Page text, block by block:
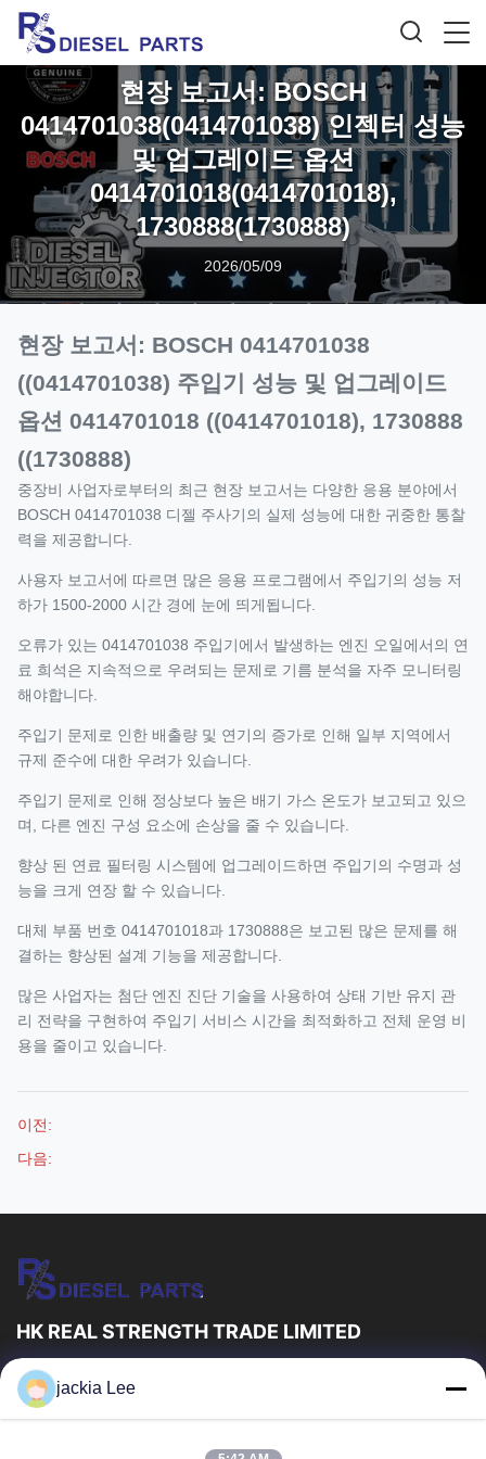
현장 보고서: BOSCH
0414701038(0414701038) 인젝터 성능
및 업그레이드 옵션
0414701018(0414701018),
1730888(1730888)
2026/05/09
현장 보고서: BOSCH 0414701038
((0414701038) 주입기 성능 및 업그레이드
옵션 0414701018 ((0414701018), 1730888
((1730888)
중장비 사업자로부터의 최근 현장 보고서는 다양한 응용 분야에서
BOSCH 0414701038 디젤 주사기의 실제 성능에 대한 귀중한 통찰
력을 제공합니다.
사용자 보고서에 따르면 많은 응용 프로그램에서 주입기의 성능 저
하가 1500-2000 시간 경에 눈에 띄게됩니다.
오류가 있는 0414701038 주입기에서 발생하는 엔진 오일에서의 연
료 희석은 지속적으로 우려되는 문제로 기름 분석을 자주 모니터링
해야합니다.
주입기 문제로 인한 배출량 및 연기의 증가로 인해 일부 지역에서
규제 준수에 대한 우려가 있습니다.
주입기 문제로 인해 정상보다 높은 배기 가스 온도가 보고되고 있으
며, 다른 엔진 구성 요소에 손상을 줄 수 있습니다.
향상 된 연료 필터링 시스템에 업그레이드하면 주입기의 수명과 성
능을 크게 연장 할 수 있습니다.
대체 부품 번호 0414701018과 1730888은 보고된 많은 문제를 해
결하는 향상된 설계 기능을 제공합니다.
많은 사업자는 첨단 엔진 진단 기술을 사용하여 상태 기반 유지 관
리 전략을 구현하여 주입기 서비스 시간을 최적화하고 전체 운영 비
용을 줄이고 있습니다.
이전:
다음:
HK REAL STRENGTH TRADE LIMITED
우리는 보쉬 덴소 델프 I 애벌레 볼보 쿠민스 토요타 이수주 회사
dealer。입니다 왓츠앱 수 :0086 159 2067 9523 .
빠른 링크
jackia Lee